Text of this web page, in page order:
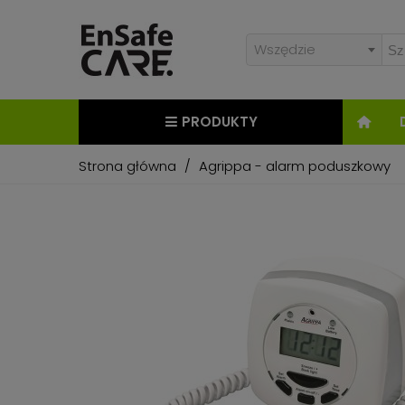
Wszędzie
PRODUKTY
Strona główna / Agrippa - alarm poduszkowy